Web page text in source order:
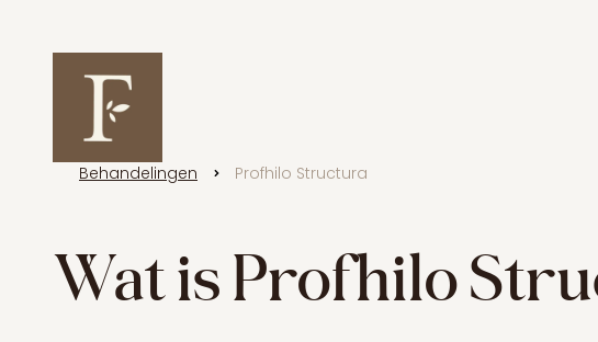
Behandelingen Profhilo Structura
Wat is Profhilo